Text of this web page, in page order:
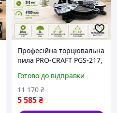
Професійна торцювальна
пила PRO-CRAFT PGS-217,
лазерна розмітка,
глибина пропилу 60 мм
Готово до відправки
5 585₴
11 170 ₴